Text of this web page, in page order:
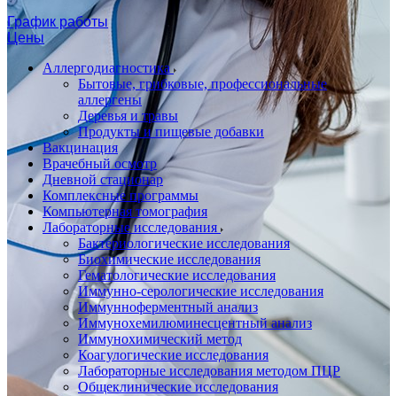
График работы
Цены
Аллергодиагностика
Бытовые, грибковые, профессиональные
аллергены
Деревья и травы
Продукты и пищевые добавки
Вакцинация
Врачебный осмотр
Дневной стационар
Комплексные программы
Компьютерная томография
Лабораторные исследования
Бактериологические исследования
Биохимические исследования
Гематологические исследования
Иммунно-серологические исследования
Иммунноферментный анализ
Иммунохемилюминесцентный анализ
Иммунохимический метод
Коагулогические исследования
Лабораторные исследования методом ПЦР
Общеклинические исследования